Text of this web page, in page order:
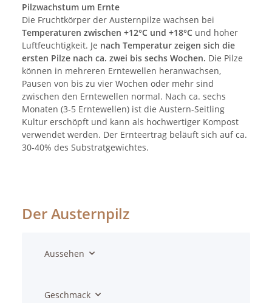
Pilzwachstum um Ernte
Die Fruchtkörper der Austernpilze wachsen bei
Temperaturen zwischen +12°C und +18°C und hoher
Luftfeuchtigkeit. Je nach Temperatur zeigen sich die
ersten Pilze nach ca. zwei bis sechs Wochen. Die Pilze
können in mehreren Erntewellen heranwachsen,
Pausen von bis zu vier Wochen oder mehr sind
zwischen den Erntewellen normal. Nach ca. sechs
Monaten (3-5 Erntewellen) ist die Austern-Seitling
Kultur erschöpft und kann als hochwertiger Kompost
verwendet werden. Der Ernteertrag beläuft sich auf ca.
30-40% des Substratgewichtes.
Der Austernpilz
Aussehen
Geschmack